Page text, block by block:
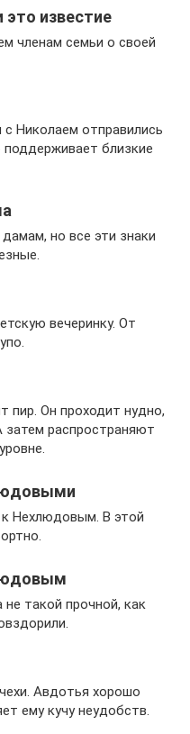
это известие
членам семьи о своей
Николаем отправились
поддерживает близкие
но все эти знаки
вечеринку. От
пир. Он проходит нудно,
распространяют
Нехлюдовым. В этой
такой прочной, как
Авдотья хорошо
ему кучу неудобств.